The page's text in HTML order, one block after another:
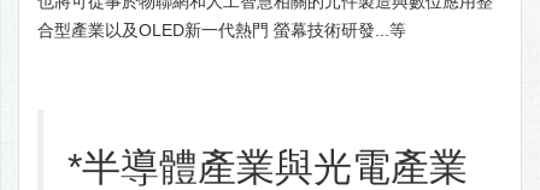
合型產業以及OLED新一代熱門 螢幕技術研發...等
*半導體產業與光電產業